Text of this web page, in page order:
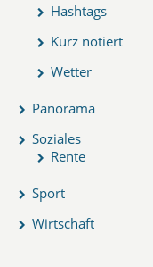
Hashtags
Kurz notiert
Wetter
Panorama
Soziales
Rente
Sport
Wirtschaft